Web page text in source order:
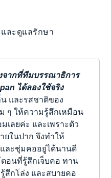
และดูแลรักษา
จากที่ทีมบรรณาธิการ
ได้ลองใช้จริง
และรสชาติของ
ๆ ให้ความรู้สึกเหมือน
เลยค่ะ และเพราะตัว
ยในปาก จึงทำให้
ละชุ่มคออยู่ได้นานดี
ตอนที่รู้สึกเจ็บคอ ทาน
สึกโล่ง และสบายคอ